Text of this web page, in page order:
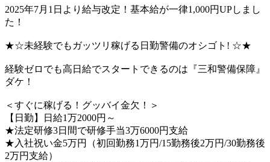
2025年7月1日より給与改定！基本給が一律1,000円UPしまし
た！
★☆未経験でもガッツリ稼げる日勤警備のオシゴト! ☆★
経験ゼロでも高日給でスタートできるのは『三和警備保障』
ダケ！
＜すぐに稼げる！グッバイ金欠！＞
【日勤】日給1万2000円～
★法定研修3日間で研修手当3万6000円支給
★入社祝い金5万円（初回勤務1万円/15勤務後2万円/30勤務後
2万円支給）